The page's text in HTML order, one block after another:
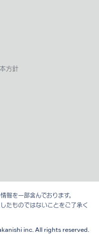
方針
報を一部含んでおります。
たものではないことをご了承く
inc. All rights reserved.